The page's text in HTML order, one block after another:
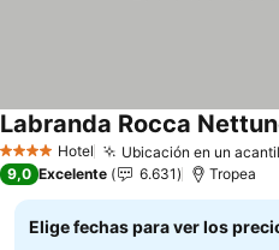
4 EstrellasHotel Ubicación en un
Labranda Rocca
9,0 Excelente 6.631 Tropea
Elige fechas para ver los